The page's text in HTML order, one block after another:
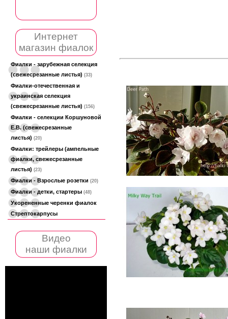
Интернет
магазин фиалок
Фиалки - зарубежная селекция
(свежесрезанные листья) (33)
Фиалки-отечественная и
украинская селекция
(свежесрезанные листья) (156)
Фиалки - селекции Коршуновой
Е.В. (свежесрезанные
листья) (20)
Фиалки: трейлеры (ампельные
фиалки, свежесрезанные
листья) (23)
Фиалки - Взрослые розетки (20)
Фиалки - детки, стартеры (48)
Укорененные черенки фиалок
Стрептокарпусы
Видео
наши фиалки